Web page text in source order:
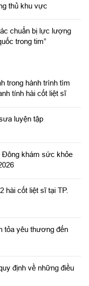
thủ khu vực
chuẩn bị lực lượng
trong tim”
trong hành trình tìm
tính hài cốt liệt sĩ
luyện tập
Đông khám sức khỏe
hài cốt liệt sĩ tại TP.
tỏa yêu thương đến
định về những điều